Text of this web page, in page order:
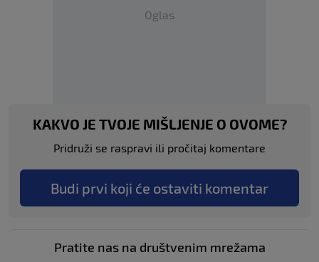
Oglas
KAKVO JE TVOJE MIŠLJENJE O OVOME?
Pridruži se raspravi ili pročitaj komentare
Budi prvi koji će ostaviti komentar
Pratite nas na društvenim mrežama